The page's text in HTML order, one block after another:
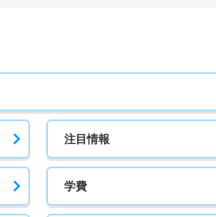
注目情報
学費